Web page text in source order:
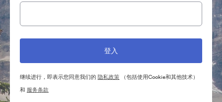
继续进行，即表示您同意我们的 隐私政策 （包括使用Cookie和其他技术）
和 服务条款